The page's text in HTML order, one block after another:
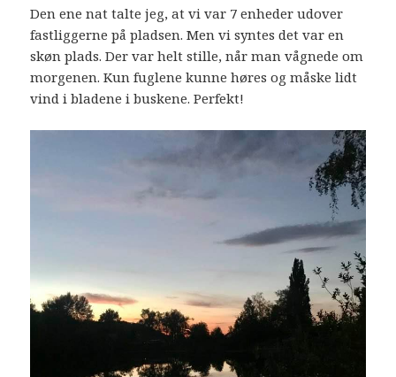
Den ene nat talte jeg, at vi var 7 enheder udover
fastliggerne på pladsen. Men vi syntes det var en
skøn plads. Der var helt stille, når man vågnede om
morgenen. Kun fuglene kunne høres og måske lidt
vind i bladene i buskene. Perfekt!